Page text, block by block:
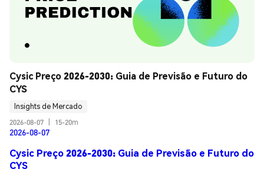
Cysic Preço 2026-2030: Guia de Previsão e Futuro do
CYS
Insights de Mercado
2026-08-07
15-20m
2026-08-07
Cysic Preço 2026-2030: Guia de Previsão e Futuro do
CYS